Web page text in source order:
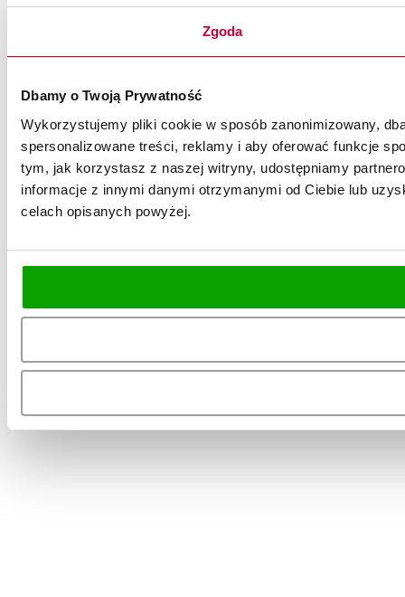
Zgoda
Dbamy o Twoją Prywatność
Wykorzystujemy pliki cookie w sposób zanonimizowany,
spersonalizowane treści, reklamy i aby oferować funkcje
tym, jak korzystasz z naszej witryny, udostępniamy
informacje z innymi danymi otrzymanymi od Ciebie lub
celach opisanych powyżej.